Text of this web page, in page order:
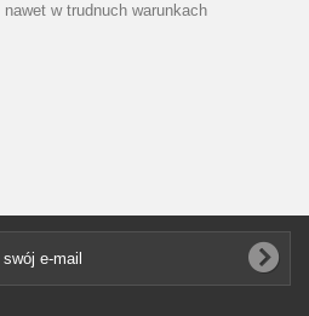
w trudnuch warunkach